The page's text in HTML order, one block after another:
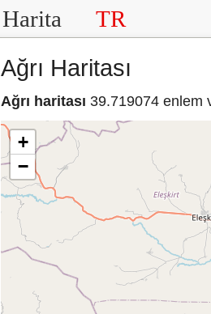
Harita TR
Ağrı Haritası
Ağrı haritası 39.719074 enlem
+
−